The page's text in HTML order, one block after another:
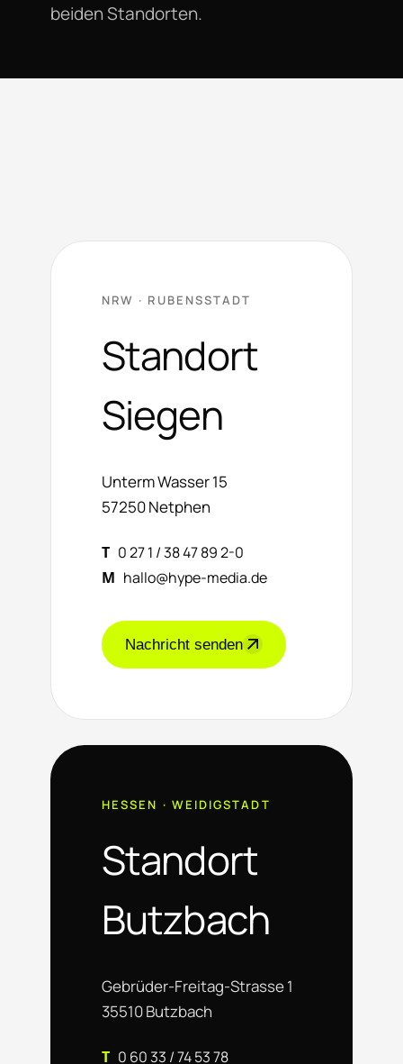
beiden Standorten.
NRW · RUBENSSTADT
Standort
Siegen
Unterm Wasser 15
57250 Netphen
T 0 27 1 / 38 47 89 2-0
M hallo@hype-media.de
Nachricht senden
HESSEN · WEIDIGSTADT
Standort
Butzbach
Gebrüder-Freitag-Strasse 1
35510 Butzbach
T 0 60 33 / 74 53 78